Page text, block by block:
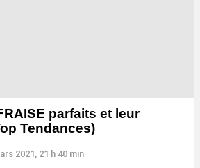
parfaits et leur
Tendances)
2021, 21 h 40 min